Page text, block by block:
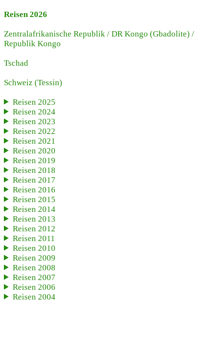
Reisen 2026
Zentralafrikanische Republik / DR Kongo (Gbadolite) /
Republik Kongo
Tschad
Schweiz (Tessin)
Reisen 2025
Reisen 2024
Reisen 2023
Reisen 2022
Reisen 2021
Reisen 2020
Reisen 2019
Reisen 2018
Reisen 2017
Reisen 2016
Reisen 2015
Reisen 2014
Reisen 2013
Reisen 2012
Reisen 2011
Reisen 2010
Reisen 2009
Reisen 2008
Reisen 2007
Reisen 2006
Reisen 2004